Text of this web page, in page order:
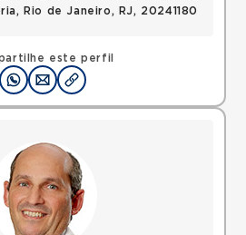
este perfil
Rio de Janeiro, RJ, 20241180